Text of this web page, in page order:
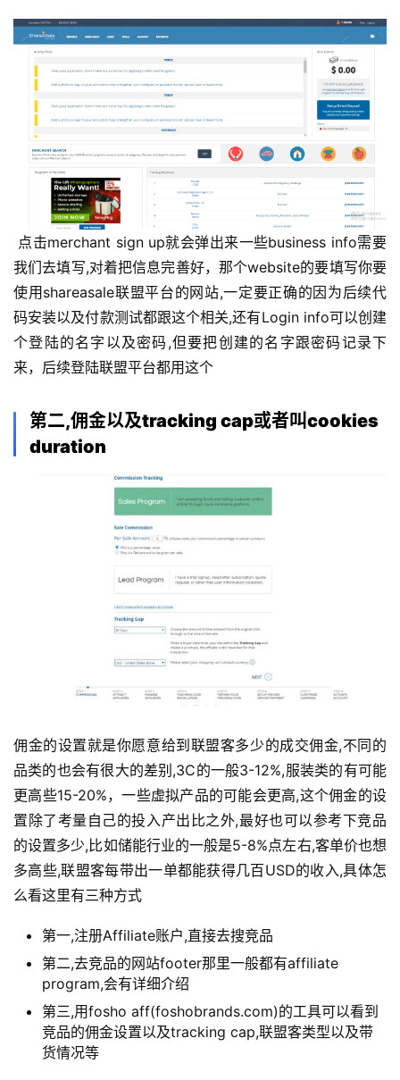
我们去填写,对着把信息完善好，那个website的要填写你要
使用shareasale联盟平台的网站,一定要正确的因为后续代
码安装以及付款测试都跟这个相关,还有Login info可以创建
个登陆的名字以及密码,但要把创建的名字跟密码记录下
来，后续登陆联盟平台都用这个
第二,佣金以及tracking cap或者叫cookies
duration
佣金的设置就是你愿意给到联盟客多少的成交佣金,不同的
品类的也会有很大的差别,3C的一般3-12%,服装类的有可能
更高些15-20%，一些虚拟产品的可能会更高,这个佣金的设
置除了考量自己的投入产出比之外,最好也可以参考下竞品
的设置多少,比如储能行业的一般是5-8%点左右,客单价也想
多高些,联盟客每带出一单都能获得几百USD的收入,具体怎
么看这里有三种方式
第一,注册Affiliate账户,直接去搜竞品
第二,去竞品的网站footer那里一般都有affiliate
program,会有详细介绍
第三,用fosho aff(foshobrands.com)的工具可以看到
竞品的佣金设置以及tracking cap,联盟客类型以及带
货情况等